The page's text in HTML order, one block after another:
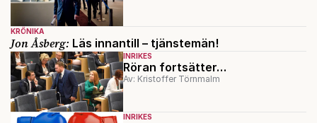
KRÖNIKA
Jon Åsberg: Läs innantill – tjänstemän!
INRIKES
Röran fortsätter…
Av: Kristoffer Törnmalm
INRIKES